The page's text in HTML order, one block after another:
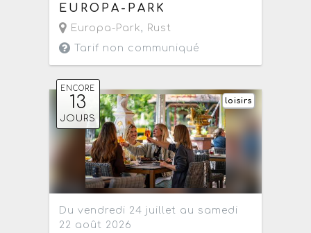
EUROPA-PARK
Europa-Park, Rust
Tarif non communiqué
ENCORE
13
JOURS
loisirs
Du vendredi 24 juillet au samedi
22 août 2026